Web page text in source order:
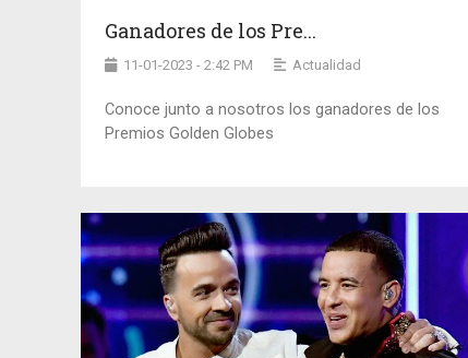
Ganadores de los Pre...
11-01-2023 - 2:42 PM Actualidad
Conoce junto a nosotros los ganadores de los
Premios Golden Globes